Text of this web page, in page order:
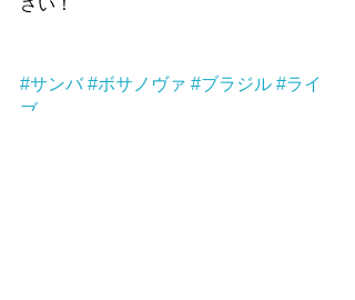
さい！
#サンバ #ボサノヴァ #ブラジル #ライ
ブ